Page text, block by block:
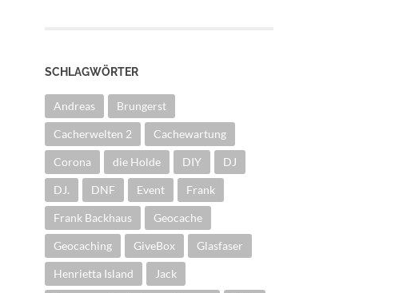
SCHLAGWÖRTER
Andreas Brungerst
Cacherwelten 2 Cachewartung
Corona die Holde DIY DJ
DJ. DNF Event Frank
Frank Backhaus Geocache
Geocaching GiveBox Glasfaser
Henrietta Island Jack